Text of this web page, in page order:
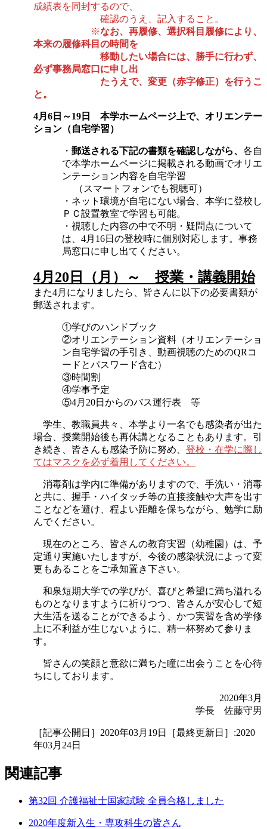
成績表を同封するので、
確認のうえ、記入すること。
※なお、再履修、選択科目履修により、
本来の履修科目の時間を
移動したい場合には、勝手に行わず、
必ず事務局窓口に申し出
たうえで、変更（赤字修正）を行うこ
と。
4月6日～19日 本学ホームページ上で、オリエンテー
ション（自宅学習）
・ 郵送される下記の書類を確認しながら、 各自
で本学ホームページに掲載される動画でオリエ
ンテーション内容を自宅学習
（スマートフォンでも視聴可）
・ネット環境が自宅にない場合、本学に登校し
ＰＣ設置教室で学習も可能。
・視聴した内容の中で不明・疑問点について
は、4月16日の登校時に個別対応します。事務
局窓口に申し出てください。
4月20日（月）～ 授業・講義開始
また4月になりましたら、皆さんに以下の必要書類が
郵送されます。
①学びのハンドブック
②オリエンテーション資料（オリエンテーショ
ン自宅学習の手引き、動画視聴のためのQRコ
ードとパスワード含む）
③時間割
④学事予定
⑤4月20日からのバス運行表 等
学生、教職員共々、本学より一名でも感染者が出た
場合、授業開始後も再休講となることもあります。引
き続き、皆さんも感染予防に努め、 登校・在学に際し
てはマスクを必ず着用してください。
消毒剤は学内に準備がありますので、手洗い・消毒
と共に、握手・ハイタッチ等の直接接触や大声を出す
ことなどを避け、程よい距離を保ちながら、勉学に励
んでください。
現在のところ、皆さんの教育実習（幼稚園）は、予
定通り実施いたしますが、今後の感染状況によって変
更もあることをご承知置き下さい。
和泉短期大学での学びが、喜びと希望に満ち溢れる
ものとなりますように祈りつつ、皆さんが安心して短
大生活を送ることができるよう、かつ実習を含め学修
上に不利益が生じないように、精一杯努めて参りま
す。
皆さんの笑顔と意欲に満ちた瞳に出会うことを心待
ちにしております。
2020年3月
学長 佐藤守男
［記事公開日］2020年03月19日［最終更新日］:2020
年03月24日
関連記事
第32回 介護福祉士国家試験 全員合格しました
2020年度新入生・専攻科生の皆さん